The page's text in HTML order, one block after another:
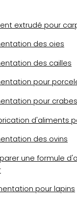
extrudé pour
des oies
des cailles
pour
pour
d'aliments
des ovins
une formule
pour lapins